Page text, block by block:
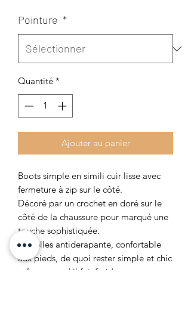
Pointure *
Quantité *
Ajouter au panier
Boots simple en simili cuir lisse avec
fermeture à zip sur le côté.
Décoré par un crochet en doré sur le
côté de la chaussure pour marqué une
touche sophistiquée.
Semelles antiderapante, confortable
aux pieds, de quoi rester simple et chic
même quand il fait froid.